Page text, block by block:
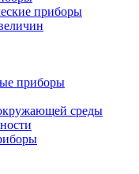
приборы
приборы
среды